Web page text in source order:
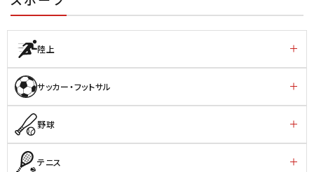
陸上
サッカー・フットサル
野球
テニス